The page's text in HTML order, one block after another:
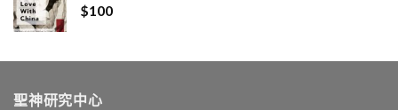
$100
聖神研究中心